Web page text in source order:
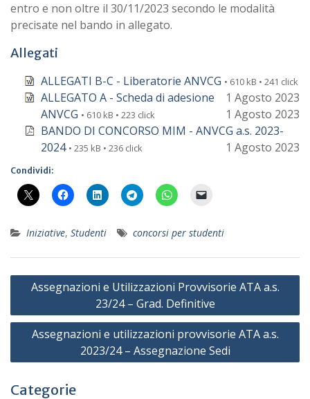
entro e non oltre il 30/11/2023 secondo le modalità
precisate nel bando in allegato.
Allegati
ALLEGATI B-C - Liberatorie ANVCG • 610 kB • 241 click
1 Agosto 2023
ALLEGATO A - Scheda di adesione
ANVCG • 610 kB • 223 click
1 Agosto 2023
BANDO DI CONCORSO MIM - ANVCG a.s. 2023-
2024 • 235 kB • 236 click 1 Agosto 2023
Condividi:
Iniziative, Studenti concorsi per studenti
Navigazione
articoli
Assegnazioni e Utilizzazioni Provvisorie ATA a.s.
23/24 – Grad. Definitive
Assegnazioni e utilizzazioni provvisorie ATA a.s.
2023/24 – Assegnazione Sedi
Categorie